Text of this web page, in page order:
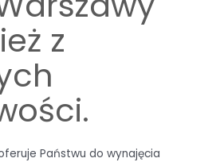
z
Państwu do wynajęcia